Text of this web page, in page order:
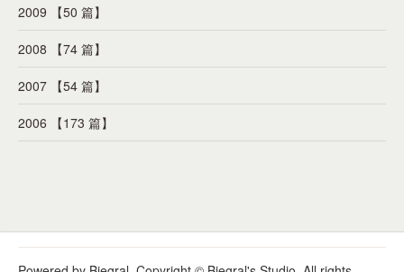
2009 【50 篇】
2008 【74 篇】
2007 【54 篇】
2006 【173 篇】